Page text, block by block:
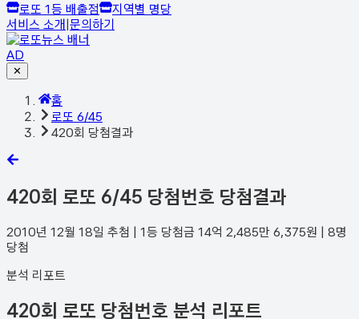
로또 1등 배출점
지역별 명당
서비스 소개|문의하기
AD
✕
홈
로또 6/45
420회 당첨결과
420회 로또 6/45 당첨번호 당첨결과
2010년 12월 18일 추첨 | 1등 당첨금 14억 2,485만 6,375원 | 8명
당첨
분석 리포트
420회 로또 당첨번호 분석 리포트